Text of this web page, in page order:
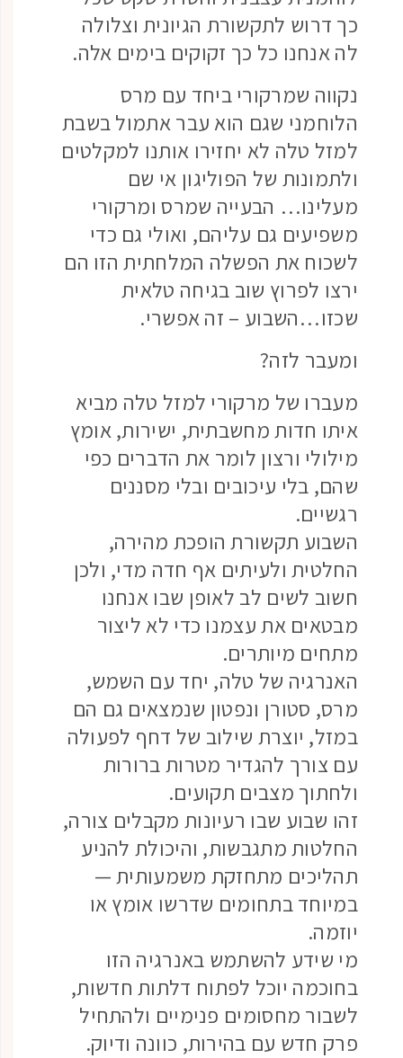
כך דרוש לתקשורת הגיונית וצלולה
לה אנחנו כל כך זקוקים בימים אלה.
נקווה שמרקורי ביחד עם מרס
הלוחמני שגם הוא עבר אתמול בשבת
למזל טלה לא יחזירו אותנו למקלטים
ולתמונות של הפוליגון אי שם
מעלינו… הבעייה שמרס ומרקורי
משפיעים גם עליהם, ואולי גם כדי
לשכוח את הפשלה המלחתית הזו הם
ירצו לפרוץ שוב בגיחה טלאית
שכזו…השבוע – זה אפשרי.
ומעבר לזה?
מעברו של מרקורי למזל טלה מביא
איתו חדות מחשבתית, ישירות, אומץ
מילולי ורצון לומר את הדברים כפי
שהם, בלי עיכובים ובלי מסננים
רגשיים.
השבוע תקשורת הופכת מהירה,
החלטית ולעיתים אף חדה מדי, ולכן
חשוב לשים לב לאופן שבו אנחנו
מבטאים את עצמנו כדי לא ליצור
מתחים מיותרים.
האנרגיה של טלה, יחד עם השמש,
מרס, סטורן ונפטון שנמצאים גם הם
במזל, יוצרת שילוב של דחף לפעולה
עם צורך להגדיר מטרות ברורות
ולחתוך מצבים תקועים.
זהו שבוע שבו רעיונות מקבלים צורה,
החלטות מתגבשות, והיכולת להניע
תהליכים מתחזקת משמעותית —
במיוחד בתחומים שדרשו אומץ או
יוזמה.
מי שידע להשתמש באנרגיה הזו
בחוכמה יוכל לפתוח דלתות חדשות,
לשבור מחסומים פנימיים ולהתחיל
פרק חדש עם בהירות, כוונה ודיוק.